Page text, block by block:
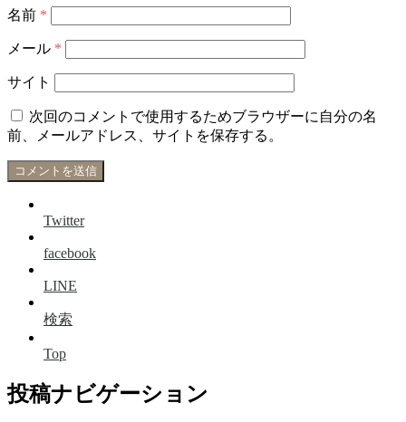
名前 *
メール *
サイト
次回のコメントで使用するためブラウザーに自分の名
前、メールアドレス、サイトを保存する。
Twitter
facebook
LINE
検索
Top
投稿ナビゲーション